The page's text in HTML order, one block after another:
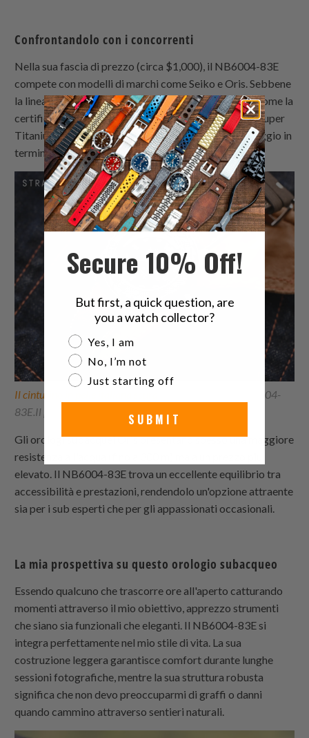
Confrontandolo con i concorrenti
Nella sua fascia di prezzo (circa $1,000), il NB6004-83E
compete con modelli di marchi come Seiko e Oris. Sebbene
la linea Prospex di Seiko offra caratteristiche simili, come la
certificazione ISO e movimenti automatici, l'uso del Super
Titanium™ da parte di Citizen gli conferisce un vantaggio in
termini di peso e resistenza ai graffi.
Il cinturino in pelle italiana scura
trasforma questo NB6004-
83E.Il puro lusso incontra un orologio funzionale.
Gli orologi subacquei Oris presentano spesso una maggiore
resistenza all'acqua (fino a 300 m) ma a un prezzo più
elevato. Il NB6004-83E trova un eccellente equilibrio tra
accessibilità e prestazioni, rendendolo un'opzione attraente
sia per i sub esperti che per gli appassionati occasionali.
La mia prospettiva su questo orologio subacqueo
Essendo qualcuno che trascorre ore all'aperto catturando
momenti attraverso il mio obiettivo, apprezzo strumenti
che siano sia funzionali che eleganti. Il NB6004-83E si
integra perfettamente nel mio stile di vita. La sua
costruzione leggera garantisce comfort durante lunghe
sessioni fotografiche, mentre la sua struttura robusta
significa che non devo preoccuparmi di graffi o danni
quando cammino attraverso sentieri naturali.
Secure 10% Off!
But first, a quick question, are
you a watch collector?
Are you a watch collector?
Yes, I am
No, I’m not
Just starting off
SUBMIT